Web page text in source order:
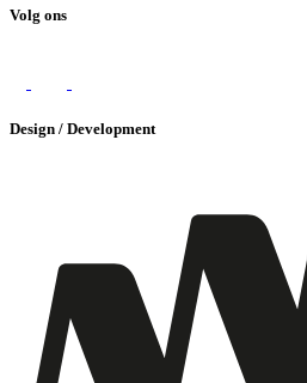
Volg ons
Design / Development